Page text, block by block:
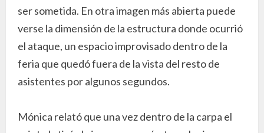
ser sometida. En otra imagen más abierta puede
verse la dimensión de la estructura donde ocurrió
el ataque, un espacio improvisado dentro de la
feria que quedó fuera de la vista del resto de
asistentes por algunos segundos.
Mónica relató que una vez dentro de la carpa el